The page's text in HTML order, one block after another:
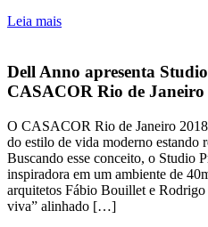
Leia mais
Dell Anno apresenta
CASACOR Rio de Janeiro
O CASACOR Rio de Janeiro
do estilo de vida moderno estando
Buscando esse conceito, o Studio
inspiradora em um ambiente de
arquitetos Fábio Bouillet e Rodrigo
viva” alinhado […]